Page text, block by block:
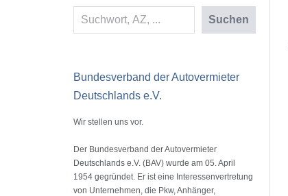
Suchen Suchen
Bundesverband der Autovermieter
Deutschlands e.V.
Wir stellen uns vor.
Der Bundesverband der Autovermieter
Deutschlands e.V. (BAV) wurde am 05. April
1954 gegründet. Er ist eine Interessenvertretung
von Unternehmen, die Pkw, Anhänger,